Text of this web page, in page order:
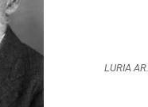
LURIA AR.